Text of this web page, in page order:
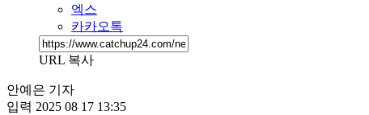
엑스
카카오톡
URL 복사
안예은 기자
입력 2025 08 17 13:35